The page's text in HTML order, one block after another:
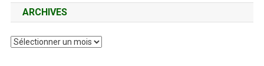
ARCHIVES
Archives